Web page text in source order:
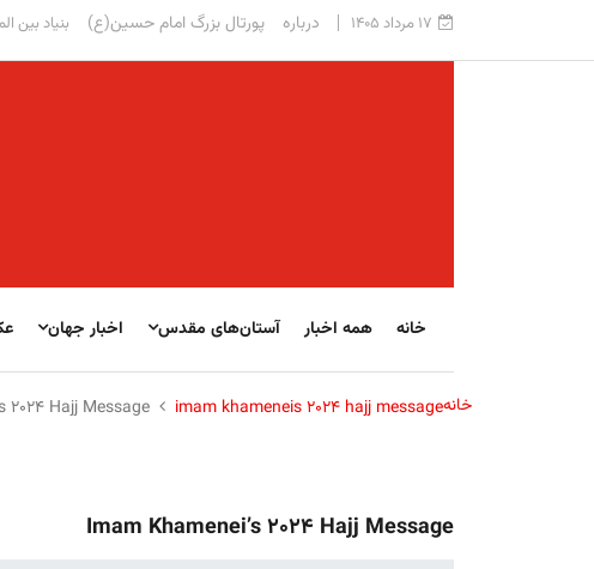
۱۷ مرداد ۱۴۰۵ درباره پورتال بزرگ امام حسین(ع) بنیاد بین
خانه همه اخبار آستان‌های مقدس اخبار جهان
خانهimam khameneis 2024 hajj message
2024 Hajj Message
Imam Khamenei’s 2024 Hajj Message